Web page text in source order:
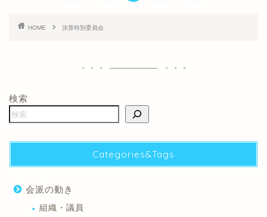
HOME 決算特別委員会
検索
Categories&Tags
会派の動き
組織・議員